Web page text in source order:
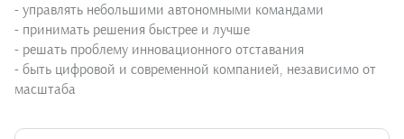
- управлять небольшими автономными командами
- принимать решения быстрее и лучше
- решать проблему инновационного отставания
- быть цифровой и современной компанией, независимо от
масштаба